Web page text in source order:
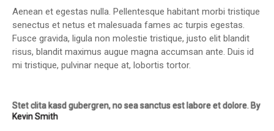
Aenean et egestas nulla. Pellentesque habitant morbi tristique
senectus et netus et malesuada fames ac turpis egestas.
Fusce gravida, ligula non molestie tristique, justo elit blandit
risus, blandit maximus augue magna accumsan ante. Duis id
mi tristique, pulvinar neque at, lobortis tortor.
Stet clita kasd gubergren, no sea sanctus est labore et dolore. By
Kevin Smith